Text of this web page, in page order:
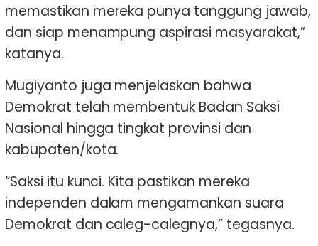
memastikan mereka punya tanggung jawab,
dan siap menampung aspirasi masyarakat,”
katanya.
Mugiyanto juga menjelaskan bahwa
Demokrat telah membentuk Badan Saksi
Nasional hingga tingkat provinsi dan
kabupaten/kota.
“Saksi itu kunci. Kita pastikan mereka
independen dalam mengamankan suara
Demokrat dan caleg-calegnya,” tegasnya.